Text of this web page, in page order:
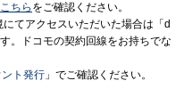
こちら をご確認ください。
てアクセスいただいた場合は「d
。ドコモの契約回線をお持ちでな
ト発行 」でご確認ください。